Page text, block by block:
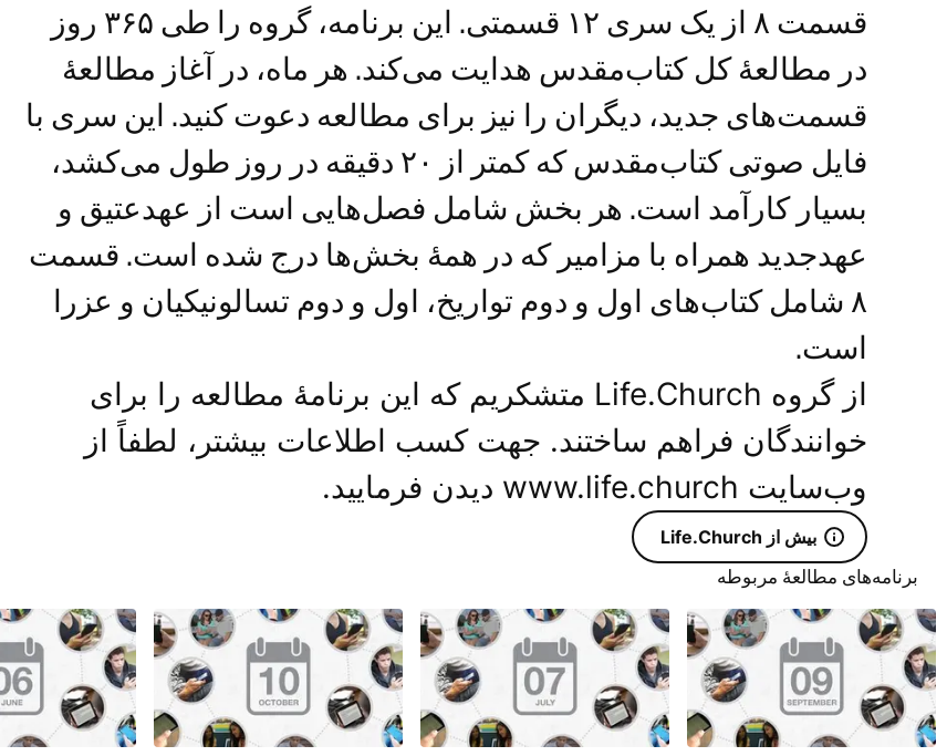
قسمت ۸ از یک سری ۱۲ قسمتی. این برنامه، گروه را طی ۳۶۵ روز
در مطالعۀ کل کتاب‌مقدس هدایت می‌کند. هر ماه، در آغاز مطالعۀ
قسمت‌های جدید، دیگران را نیز برای مطالعه دعوت کنید. این سری با
فایل صوتی کتاب‌مقدس که کمتر از ۲۰ دقیقه در روز طول می‌کشد،
بسیار کارآمد است. هر بخش شامل فصل‌هایی است از عهدعتیق و
عهدجدید همراه با مزامیر که در همۀ بخش‌ها درج شده است. قسمت
۸ شامل کتاب‌های اول و دوم تواریخ، اول و دوم تسالونیکیان و عزرا
است.
از گروه Life.Church متشکریم که این برنامۀ مطالعه را برای
خوانندگان فراهم ساختند. جهت کسب اطلاعات بیشتر، لطفاً از
وب‌سایت www.life.church دیدن فرمایید.
بیش از Life.Church
برنامه‌های مطالعۀ مربوطه